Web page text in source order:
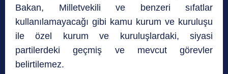
Bakan, Milletvekili ve benzeri sıfatlar
kullanılamayacağı gibi kamu kurum ve kuruluşu
ile özel kurum ve kuruluşlardaki, siyasi
partilerdeki geçmiş ve mevcut görevler
belirtilemez.